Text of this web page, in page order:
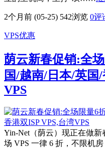
2个月前 (05-25) 542浏览 0评
VPS优惠
荫云新春促销:全
国/越南/日本/英国
VPS
Yin-Net（荫云）现正在做
场 VPS 一律 6 折，不限机